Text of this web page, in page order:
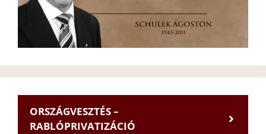
ORSZÁGVESZTÉS –
RABLÓPRIVATIZÁCIÓ